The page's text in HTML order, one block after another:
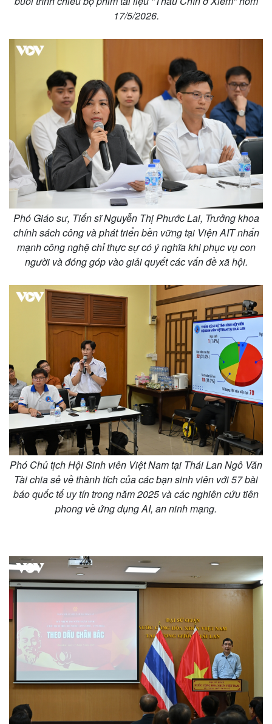
Pháp luật
Vụ án
Tư vấn luật
Quân sự - Quốc phòng
Việt Nam
Phân tích
17/5/2026.
Phó Giáo sư, Tiến sĩ Nguyễn Thị Phước Lai, Trưởng khoa
chính sách công và phát triển bền vững tại Viện AIT nhấn
mạnh công nghệ chỉ thực sự có ý nghĩa khi phục vụ con
người và đóng góp vào giải quyết các vấn đề xã hội.
Phó Chủ tịch Hội Sinh viên Việt Nam tại Thái Lan Ngô Văn
Tài chia sẻ về thành tích của các bạn sinh viên với 57 bài
báo quốc tế uy tín trong năm 2025 và các nghiên cứu tiên
phong về ứng dụng AI, an ninh mạng.